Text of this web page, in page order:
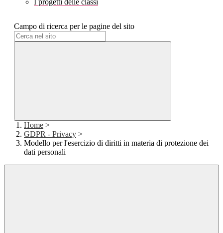
I progetti delle classi
Campo di ricerca per le pagine del sito
Home >
GDPR - Privacy >
Modello per l'esercizio di diritti in materia di protezione dei
dati personali